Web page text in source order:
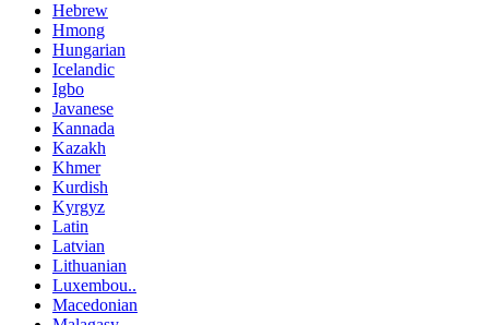
Hebrew
Hmong
Hungarian
Icelandic
Igbo
Javanese
Kannada
Kazakh
Khmer
Kurdish
Kyrgyz
Latin
Latvian
Lithuanian
Luxembou..
Macedonian